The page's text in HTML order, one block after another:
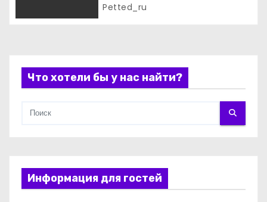
м
Petted_ru
Что хотели бы у нас найти?
Информация для гостей